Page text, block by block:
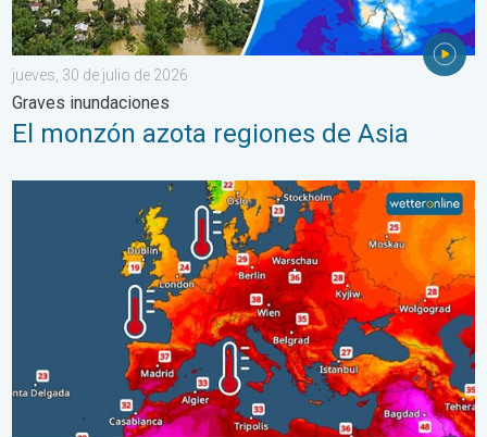
jueves, 30 de julio de 2026
Graves inundaciones
El monzón azota regiones de Asia
Mares europeos muy cálidos. Hasta 30 grados. . . martes, 4